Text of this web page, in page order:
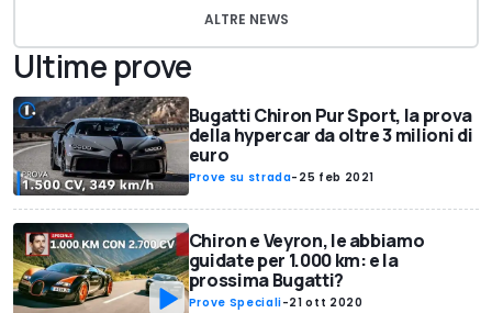
ALTRE NEWS
Ultime prove
Bugatti Chiron Pur Sport, la prova
della hypercar da oltre 3 milioni di
euro
Prove su strada- 25 feb 2021
Chiron e Veyron, le abbiamo
guidate per 1.000 km: e la
prossima Bugatti?
Prove Speciali-21 ott 2020